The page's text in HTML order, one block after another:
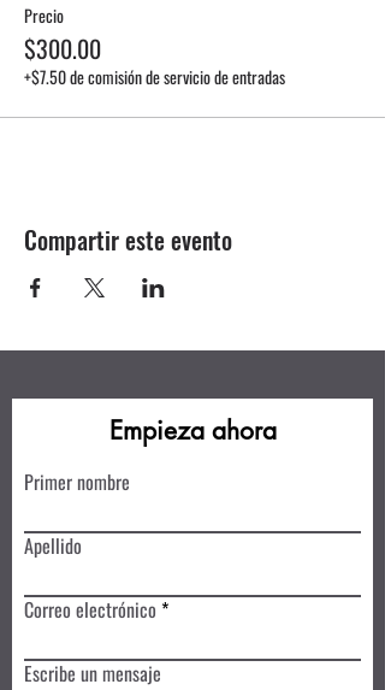
Precio
$300.00
+$7.50 de comisión de servicio de entradas
Compartir este evento
Empieza ahora
Primer nombre
Apellido
Correo electrónico
Escribe un mensaje